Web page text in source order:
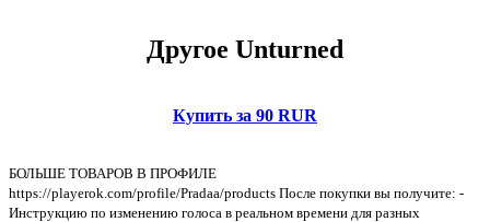
Другое Unturned
Купить за 90 RUR
БОЛЬШЕ ТОВАРОВ В ПРОФИЛЕ
https://playerok.com/profile/Pradaa/products После покупки вы получите: -
Инструкцию по изменению голоса в реальном времени для разных